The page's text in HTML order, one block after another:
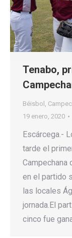
Tenabo,
Béisbol ,
19 enero, 2020
Escárcega.-
tarde el
Campechana
en el partido
las locales
jornada.El
cinco fue